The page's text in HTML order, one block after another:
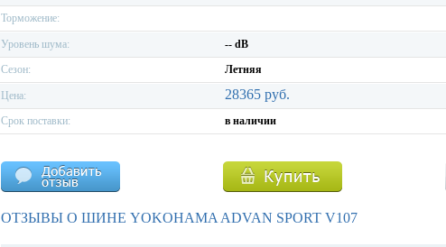
Торможение:
Уровень шума:
-- dB
Сезон:
Летняя
Цена: 28365 руб.
Срок поставки: в наличии
ОТЗЫВЫ О ШИНЕ YOKOHAMA ADVAN SPORT V107